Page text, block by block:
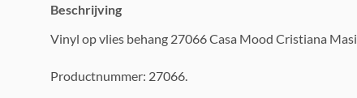
Beschrijving
Vinyl op vlies behang 27066 Casa Mood Cristiana Masi
Productnummer: 27066.